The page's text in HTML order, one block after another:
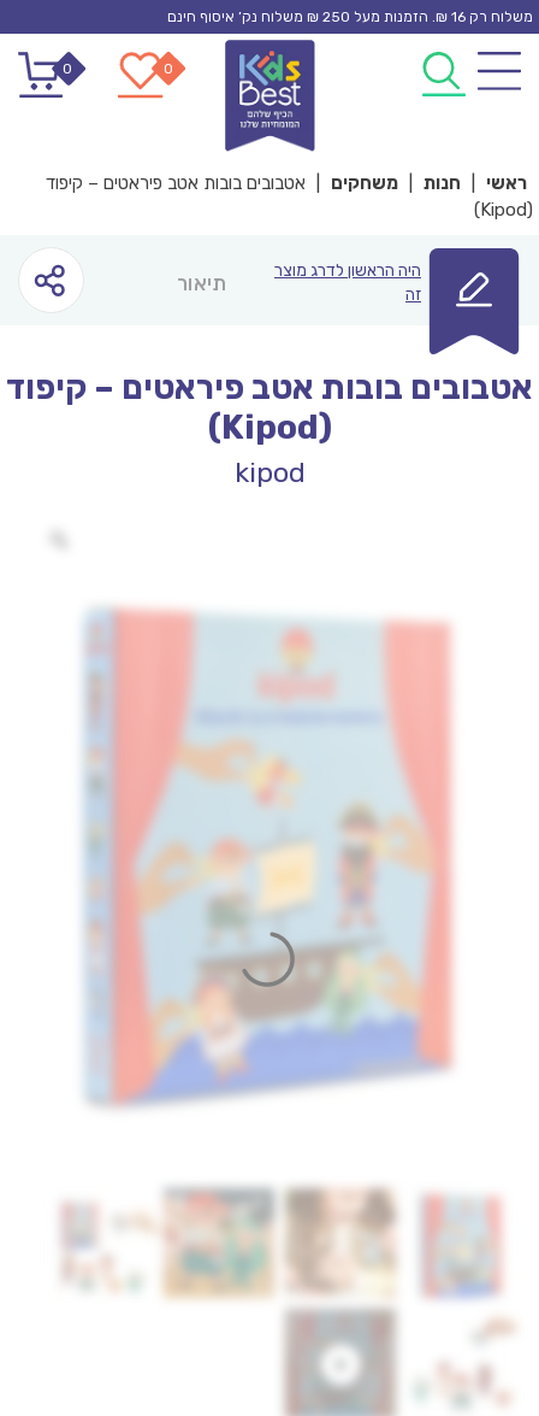
Skip
content
משלוח רק 16 ₪. הזמנות מעל 250 ₪ משלוח נק’ איסוף חינם
0
0
ראשי חנות משחקים
אטבובים בובות אטב פיראטים – קיפוד
(Kipod)
היה הראשון לדרג מוצר
זה
תיאור
אטבובים בובות אטב פיראטים – קיפוד
(Kipod)
kipod